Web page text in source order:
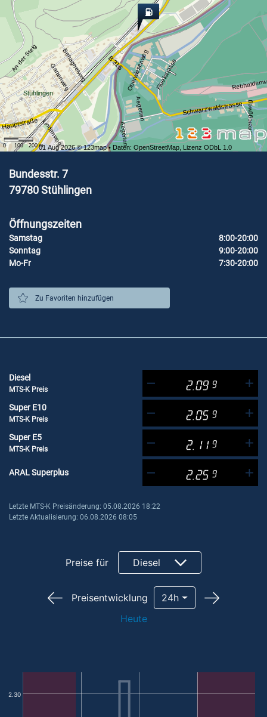
Stühlingen
Schwarzwaldstrasse
B 315
Hauptstraße
Flüelistrasse
Behaghelweg
Gartenweg
Lindenweg Aegerten
Oberwiesenweg
Hintereggweg
Aegerten
An der Steig
0 100 200 m
01 Aug 2026 ©123map• Daten: OpenStreetMap Lizenz ODbL 1.0
Bundesstr. 7
79780Stühlingen
Öffnungszeiten
Samstag
8:00-20:00
Sonntag
9:00-20:00
Mo-Fr
7:30-20:00
Zu Favoriten hinzufügen
Diesel
MTS-K Preis 2.09 9
Super E10
MTS-K Preis 2.05 9
Super E5
MTS-K Preis 2.11 9
ARAL Superplus 2.25 9
Letzte MTS-K Preisänderung: 05.08.2026 18:22
Letzte Aktualisierung: 06.08.2026 08:05
Preise für Diesel
Preisentwicklung
24h
Heute
2.30